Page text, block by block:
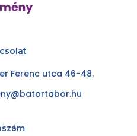
Ferenc utca 46-48.